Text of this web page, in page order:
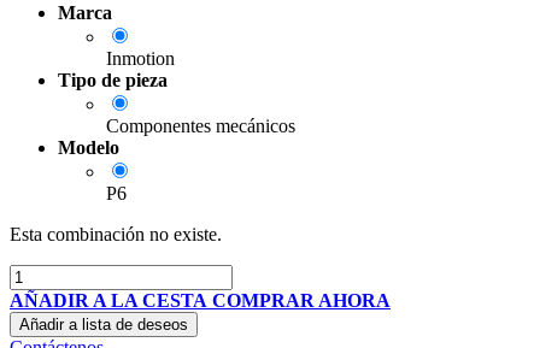
Marca
Inmotion
Tipo de pieza
Componentes mecánicos
Modelo
P6
Esta combinación no existe.
AÑADIR A LA CESTA COMPRAR AHORA
Añadir a lista de deseos